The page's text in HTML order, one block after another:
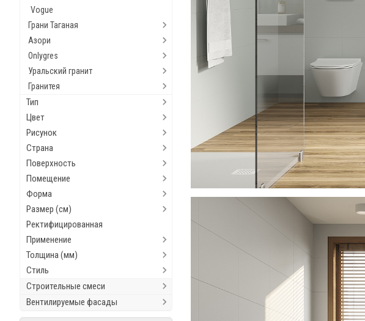
Vogue
Грани Таганая
Азори
Onlygres
Уральский гранит
Гранитея
Тип
Цвет
Рисунок
Страна
Поверхность
Помещение
Форма
Размер (см)
Ректифицированная
Применение
Толщина (мм)
Стиль
Строительные смеси
Вентилируемые фасады